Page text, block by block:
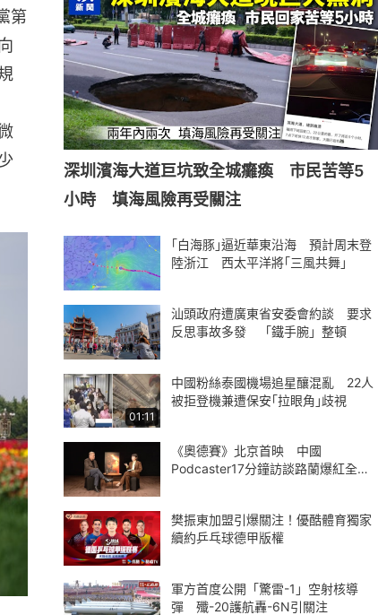
第
深圳濱海大道巨坑致全城癱瘓 市民苦等5
小時 填海風險再受關注
｢白海豚｣逼近華東沿海 預計周末登
陸浙江 西太平洋將｢三風共舞｣
汕頭政府遭廣東省安委會約談 要求
反思事故多發 「鐵手腕」整頓
01:11
中國粉絲泰國機場追星釀混亂 22人
被拒登機兼遭保安｢拉眼角｣歧視
《奧德賽》北京首映 中國
Podcaster17分鐘訪談路蘭爆紅全球
樊振東加盟引爆關注！優酷體育獨家
續約乒乓球德甲版權
軍方首度公開「驚雷-1」空射核導
彈 殲-20護航轟-6N引關注